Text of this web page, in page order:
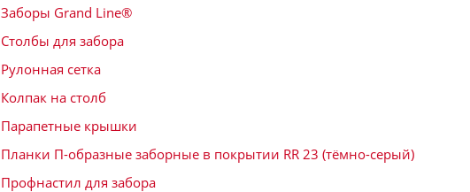
Заборы Grand Line®
Столбы для забора
Рулонная сетка
Колпак на столб
Парапетные крышки
Планки П-образные заборные в покрытии RR 23 (тёмно-серый)
Профнастил для забора